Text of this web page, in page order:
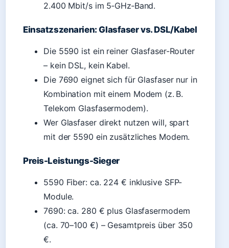
2.400 Mbit/s im 5‑GHz‑Band.
Einsatzszenarien: Glasfaser vs. DSL/Kabel
Die 5590 ist ein reiner Glasfaser-Router
– kein DSL, kein Kabel.
Die 7690 eignet sich für Glasfaser nur in
Kombination mit einem Modem (z. B.
Telekom Glasfasermodem).
Wer Glasfaser direkt nutzen will, spart
mit der 5590 ein zusätzliches Modem.
Preis-Leistungs-Sieger
5590 Fiber: ca. 224 € inklusive SFP-
Module.
7690: ca. 280 € plus Glasfasermodem
(ca. 70–100 €) – Gesamtpreis über 350
€.